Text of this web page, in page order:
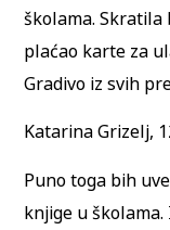
školama.
plaćao karte za
Gradivo iz svih
Katarina Grizelj,
Puno toga bih
knjige u